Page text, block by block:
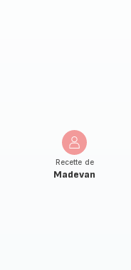
Recette de
Madevan